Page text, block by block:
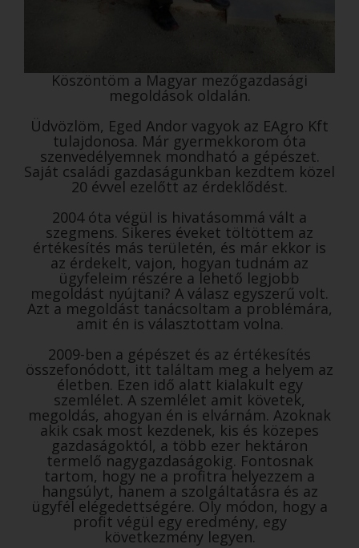
Köszöntöm a Magyar mezőgazdasági
megoldások oldalán.
Üdvözlöm, Eged Andor vagyok az EAgro Kft
tulajdonosa. Már gyermekkorom óta
szenvedélyemnek mondható a gépészet.
Saját családi gazdaságunkban kezdtem közel
20 évvel ezelőtt az érdeklődést.
2004 óta végül is hivatásommá vált a
szegmens. Sikeres éveket töltöttem az
értékesítés más területén, és már ekkor is
az érdekelt, vajon, hogyan tudnám az
ügyfeleim részére a lehető legjobb
megoldást nyújtani? A válasz egyszerű volt.
Azt a megoldást tanácsoltam a problémára,
amit én is választottam volna.
2009-ben a gépészet és az értékesítés
összefonódott, itt találtam meg a helyem az
életben. Ezen idő alatt kialakult egy
szemlélet. A szemlélet amit követek,
megoldás, ahogyan én is elvárnám. Azoknak
akik csak most kezdenek, kis és közepes
gazdaságoktól, a több ezer hektáron
termelő nagygazdaságokig. Fontosnak
tartom, hogy ne a profitra helyezzem a
hangsúlyt, hanem a szolgáltatásra és az
ügyfél elégedettségére. Oly módon, hogy a
profit végül egy eredmény, egy
következmény legyen.